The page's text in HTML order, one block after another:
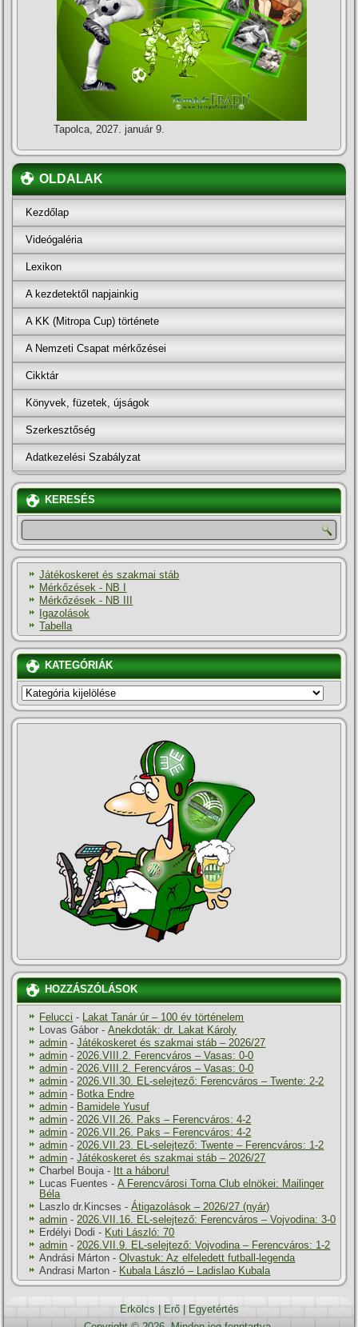
Tapolca, 2027. január 9.
OLDALAK
Kezdőlap
Videógaléria
Lexikon
A kezdetektől napjainkig
A KK (Mitropa Cup) története
A Nemzeti Csapat mérkőzései
Cikktár
Könyvek, füzetek, újságok
Szerkesztőség
Adatkezelési Szabályzat
KERESÉS
Játékoskeret és szakmai stáb
Mérkőzések - NB I
Mérkőzések - NB III
Igazolások
Tabella
KATEGÓRIÁK
KATEGÓRIÁK
HOZZÁSZÓLÁSOK
Felucci -
Lakat Tanár úr – 100 év történelem
Lovas Gábor -Anekdoták: dr. Lakat Károly
admin -Játékoskeret és szakmai stáb – 2026/27
admin - 2026.VIII.2. Ferencváros – Vasas: 0-0
admin - 2026.VIII.2. Ferencváros – Vasas: 0-0
admin - 2026.VII.30. EL-selejtező: Ferencváros – Twente: 2-2
admin - Botka Endre
admin - Bamidele Yusuf
admin - 2026.VII.26. Paks – Ferencváros: 4-2
admin - 2026.VII.26. Paks – Ferencváros: 4-2
admin - 2026.VII.23. EL-selejtező: Twente – Ferencváros: 1-2
admin -Játékoskeret és szakmai stáb – 2026/27
Charbel Bouja - Itt a háboru!
Lucas Fuentes -A Ferencvárosi Torna Club elnökei: Mailinger
Béla
Laszlo dr.Kincses -Átigazolások – 2026/27 (nyár)
admin - 2026.VII.16. EL-selejtező: Ferencváros – Vojvodina: 3-0
Erdélyi Dodi - Kuti László: 70
admin - 2026.VII.9. EL-selejtező: Vojvodina – Ferencváros: 1-2
Andrási Márton -Olvastuk: Az elfeledett futball-legenda
Andrasi Marton - Kubala László – Ladislao Kubala
Erkölcs Erő|
Egyetértés